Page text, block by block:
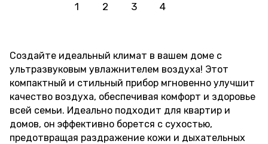
1 2 3 4
Создайте идеальный климат в вашем доме с
ультразвуковым увлажнителем воздуха! Этот
компактный и стильный прибор мгновенно улучшит
качество воздуха, обеспечивая комфорт и здоровье
всей семьи. Идеально подходит для квартир и
домов, он эффективно борется с сухостью,
предотвращая раздражение кожи и дыхательных